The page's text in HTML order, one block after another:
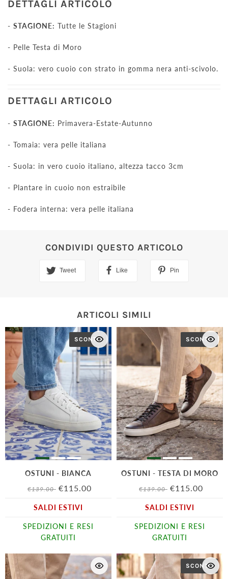
DETTAGLI ARTICOLO
- STAGIONE: Tutte le Stagioni
- Pelle Testa di Moro
- Suola: vero cuoio con strato in gomma nera anti-scivolo.
DETTAGLI ARTICOLO
- STAGIONE: Primavera-Estate-Autunno
- Tomaia: vera pelle italiana
- Suola: in vero cuoio italiano, altezza tacco 3cm
- Plantare in cuoio non estraibile
- Fodera interna: vera pelle italiana
CONDIVIDI QUESTO ARTICOLO
Tweet Like Pin
ARTICOLI SIMILI
SCONTO
OSTUNI - BIANCA
€139.00 €115.00
SALDI ESTIVI
SPEDIZIONI E RESI
GRATUITI
SCONTO
OSTUNI - TESTA DI MORO
€139.00 €115.00
SALDI ESTIVI
SPEDIZIONI E RESI
GRATUITI
SCONTO